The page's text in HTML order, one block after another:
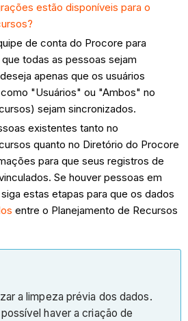
estão disponíveis para o
de conta do Procore para
todas as pessoas sejam
apenas que os usuários
"Usuários" ou "Ambos" no
sejam sincronizados.
existentes tanto no
quanto no Diretório do Procore
para que seus registros de
​​​​​Se houver pessoas em
estas etapas para que os dados
entre o Planejamento de Recursos
a limpeza prévia dos dados.
haver a criação de